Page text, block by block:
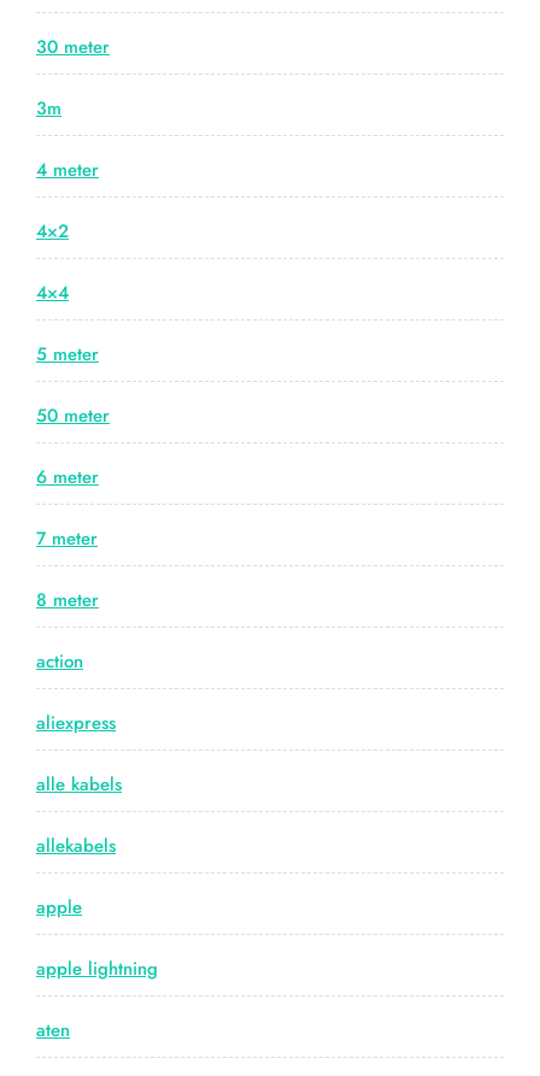
30 meter
3m
4 meter
4×2
4×4
5 meter
50 meter
6 meter
7 meter
8 meter
action
aliexpress
alle kabels
allekabels
apple
apple lightning
aten